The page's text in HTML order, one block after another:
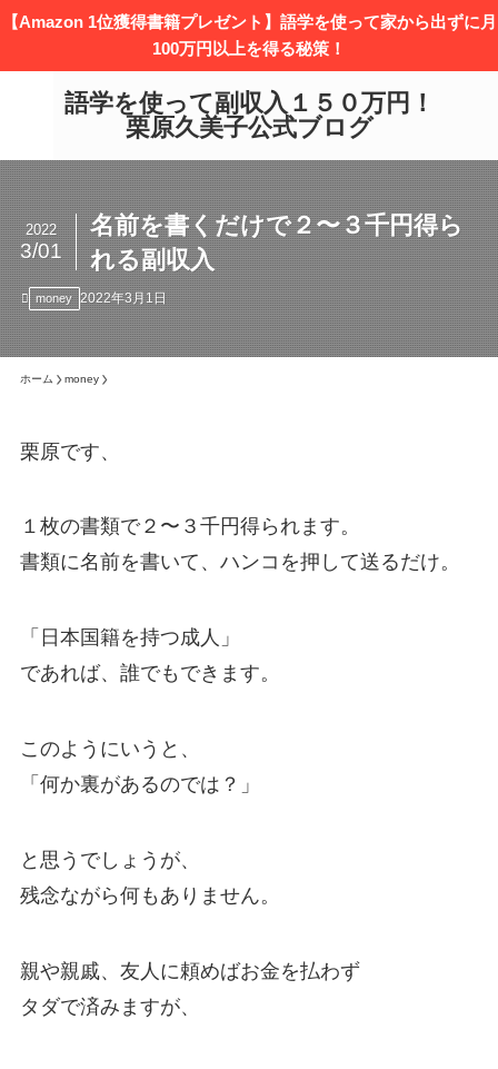
【Amazon 1位獲得書籍プレゼント】語学を使って家から出ずに月
100万円以上を得る秘策！
語学を使って副収入１５０万円！
栗原久美子公式ブログ
名前を書くだけで２〜３千円得ら
れる副収入
2022
3/01
money 2022年3月1日
ホーム money
栗原です、
１枚の書類で２〜３千円得られます。
書類に名前を書いて、ハンコを押して送るだけ。
「日本国籍を持つ成人」
であれば、誰でもできます。
このようにいうと、
「何か裏があるのでは？」
と思うでしょうが、
残念ながら何もありません。
親や親戚、友人に頼めばお金を払わず
タダで済みますが、